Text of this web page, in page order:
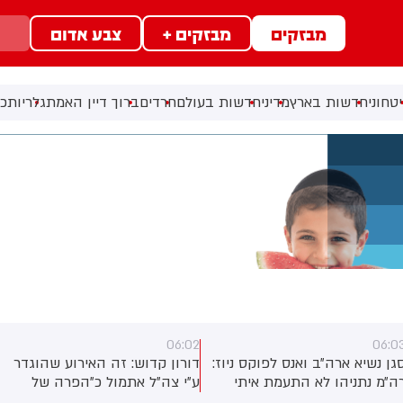
מבזקים מבזקים + צבע אדום
חדשות בארץמדיניחדשות בעולםחרדיםברוך דיין האמתגלריות
נשיא ארה״ב ואנס לפוקס ניוז:
נתניהו לא התעמת איתי
06:02
דורון קדוש: זה האירוע שהוגדר
ע״י צה״ל אתמול כ״הפרה של